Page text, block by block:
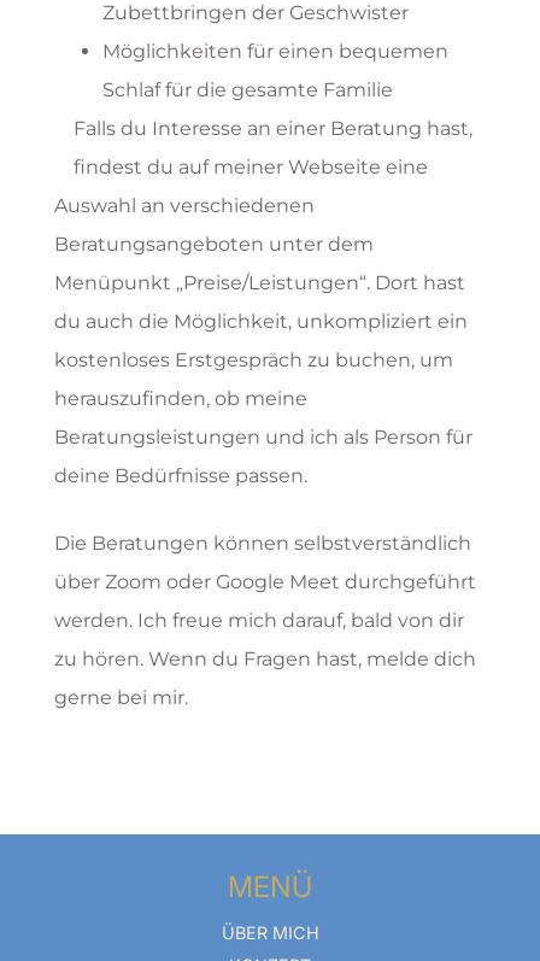
Zubettbringen der Geschwister
Möglichkeiten für einen bequemen
Schlaf für die gesamte Familie
Falls du Interesse an einer Beratung hast,
findest du auf meiner Webseite eine
Auswahl an verschiedenen
Beratungsangeboten unter dem
Menüpunkt „Preise/Leistungen“. Dort hast
du auch die Möglichkeit, unkompliziert ein
kostenloses Erstgespräch zu buchen, um
herauszufinden, ob meine
Beratungsleistungen und ich als Person für
deine Bedürfnisse passen.
Die Beratungen können selbstverständlich
über Zoom oder Google Meet durchgeführt
werden. Ich freue mich darauf, bald von dir
zu hören. Wenn du Fragen hast, melde dich
gerne bei mir.
MENÜ
ÜBER MICH